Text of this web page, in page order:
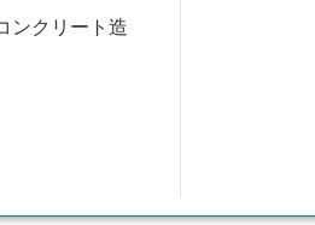
ンクリート造